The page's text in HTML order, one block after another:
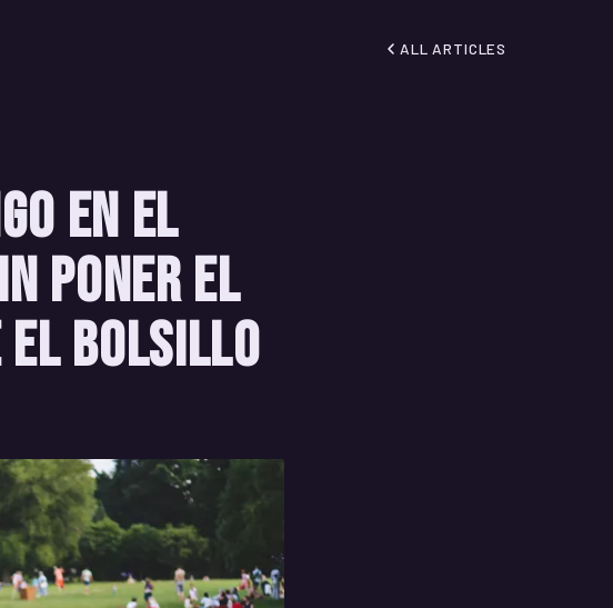
ALL ARTICLES
en el
poner el
el bolsillo